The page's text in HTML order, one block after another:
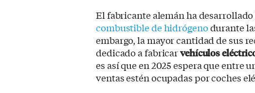
El fabricante alemán ha
combustible de hidrógenodurante
embargo, la mayor cantidad de sus
dedicado a fabricarvehículos
es así que en 2025 espera que entre
ventas estén ocupadas por coches